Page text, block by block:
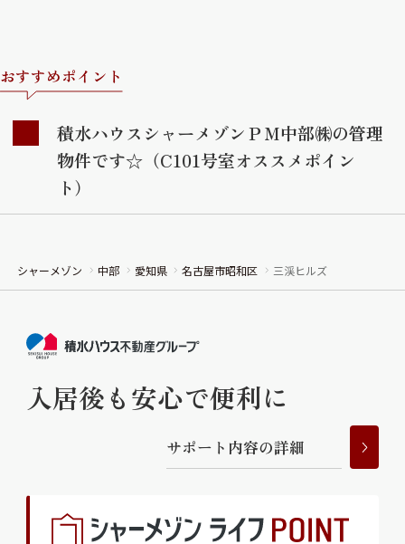
おすすめポイント
積水ハウスシャーメゾンＰＭ中部㈱の管理
物件です☆（C101号室オススメポイン
ト）
シャーメゾン 中部 愛知県 名古屋市昭和区 三渓ヒルズ
入居後も安心で便利に
サポー ト 内容の詳細